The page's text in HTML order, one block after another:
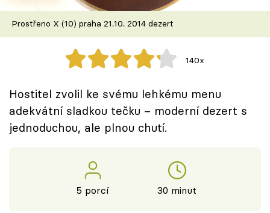
Škola vaření
Recepty z TV
Speciál: Cuketa
Těhotnej kuchař
Sledujte prima+
Prostřeno X (10) praha 21.10. 2014 dezert
140x
Hostitel zvolil ke svému lehkému menu
adekvátní sladkou tečku – moderní dezert s
jednoduchou, ale plnou chutí.
5 porcí 30 minut